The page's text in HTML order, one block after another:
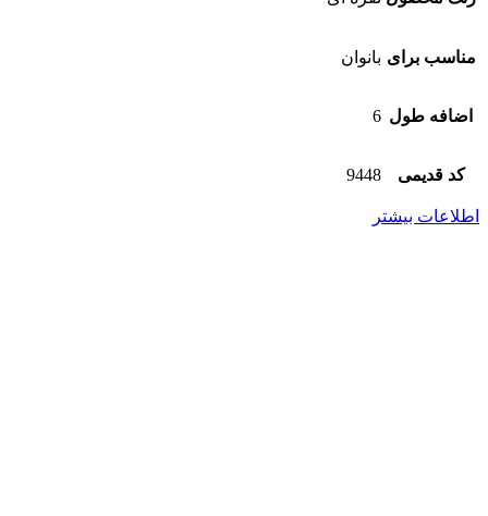
مناسب برای بانوان
اضافه طول 6
کد قدیمی 9448
اطلاعات بیشتر